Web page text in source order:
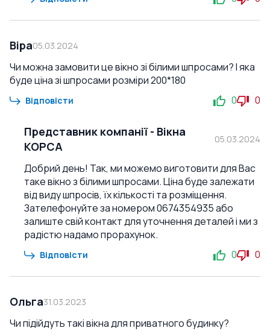
Віра05.03.2024
Чи можна замовити це вікно зі білими шпросами? І яка
буде ціна зі шпросами розміри 200*180
Відповісти 0 0
Представник компанії - Вікна
КОРСА
05.03.2024
Добрий день! Так, ми можемо виготовити для Вас
таке вікно з білими шпросами. Ціна буде залежати
від виду шпросів, їх кількості та розміщення.
Зателефонуйте за номером 0674354935 або
залиште свій контакт для уточнення деталей і ми з
радістю надамо прорахунок.
Відповісти 0 0
Ольга31.03.2023
Чи підійдуть такі вікна для приватного будинку?